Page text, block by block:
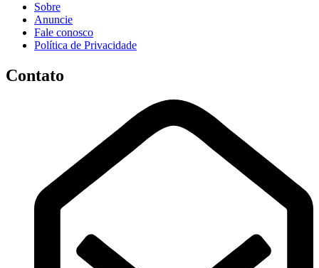
Sobre
Anuncie
Fale conosco
Política de Privacidade
Contato